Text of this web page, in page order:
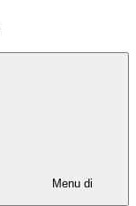
Menu di